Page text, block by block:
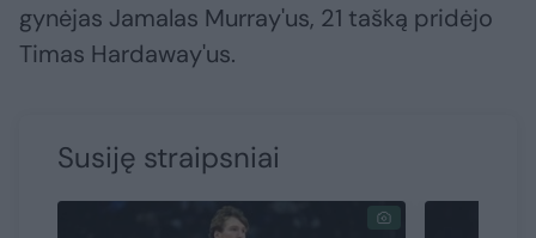
gynėjas Jamalas Murray'us, 21 tašką pridėjo
Timas Hardaway'us.
Susiję straipsniai